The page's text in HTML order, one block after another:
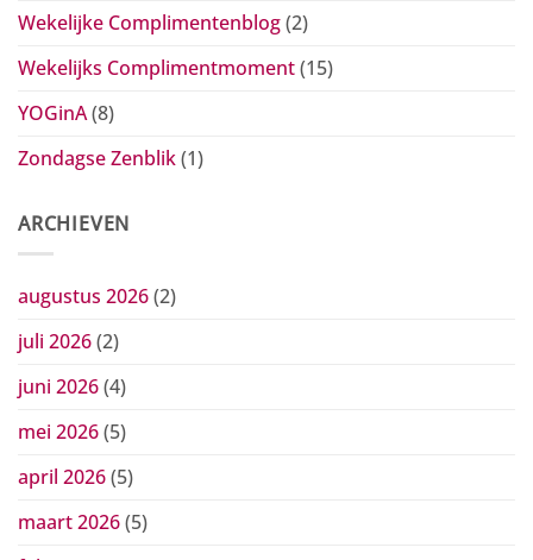
Wekelijke Complimentenblog(2)
Wekelijks Complimentmoment(15)
YOGinA(8)
Zondagse Zenblik(1)
ARCHIEVEN
augustus 2026(2)
juli 2026(2)
juni 2026(4)
mei 2026(5)
april 2026(5)
maart 2026(5)